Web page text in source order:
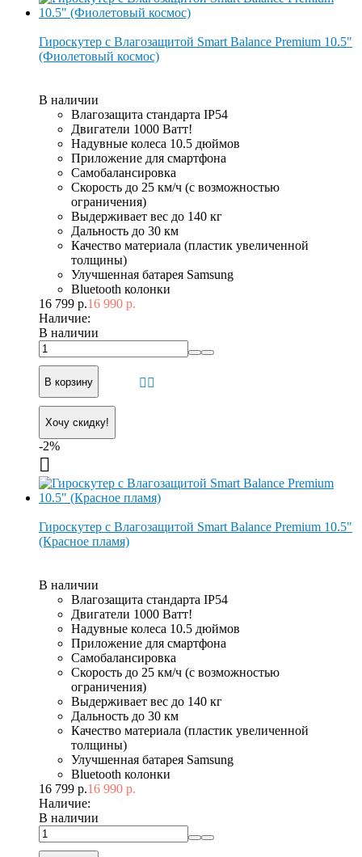
Гироскутер с Влагозащитой Smart Balance Premium 10.5"
(Фиолетовый космос)
В наличии
Влагозащита стандарта IP54
Двигатели 1000 Ватт!
Надувные колеса 10.5 дюймов
Приложение для смартфона
Самобалансировка
Скорость до 25 км/ч (с возможностью
ограничения)
Выдерживает вес до 140 кг
Дальность до 30 км
Качество материала (пластик увеличенной
толщины)
Улучшенная батарея Samsung
Bluetooth колонки
16 799 р.16 990 р.
Наличие:
В наличии
В корзину
Хочу скидку!
-2%
Гироскутер с Влагозащитой Smart Balance Premium 10.5"
(Красное пламя)
В наличии
Влагозащита стандарта IP54
Двигатели 1000 Ватт!
Надувные колеса 10.5 дюймов
Приложение для смартфона
Самобалансировка
Скорость до 25 км/ч (с возможностью
ограничения)
Выдерживает вес до 140 кг
Дальность до 30 км
Качество материала (пластик увеличенной
толщины)
Улучшенная батарея Samsung
Bluetooth колонки
16 799 р.16 990 р.
Наличие:
В наличии